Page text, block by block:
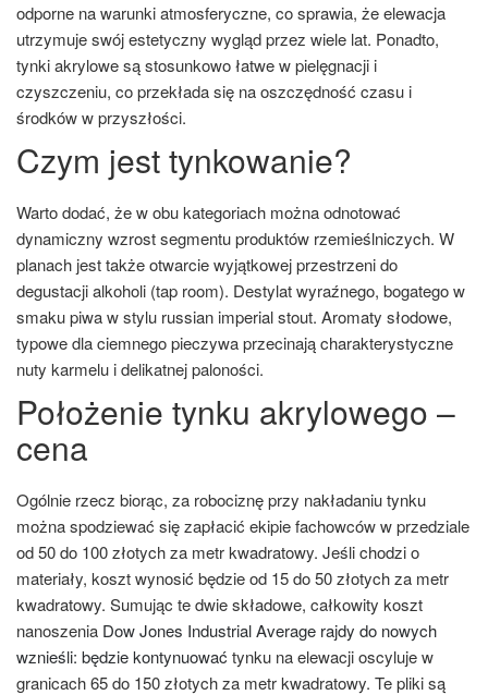
odporne na warunki atmosferyczne, co sprawia, że elewacja
utrzymuje swój estetyczny wygląd przez wiele lat. Ponadto,
tynki akrylowe są stosunkowo łatwe w pielęgnacji i
czyszczeniu, co przekłada się na oszczędność czasu i
środków w przyszłości.
Czym jest tynkowanie?
Warto dodać, że w obu kategoriach można odnotować
dynamiczny wzrost segmentu produktów rzemieślniczych. W
planach jest także otwarcie wyjątkowej przestrzeni do
degustacji alkoholi (tap room). Destylat wyraźnego, bogatego w
smaku piwa w stylu russian imperial stout. Aromaty słodowe,
typowe dla ciemnego pieczywa przecinają charakterystyczne
nuty karmelu i delikatnej paloności.
Położenie tynku akrylowego –
cena
Ogólnie rzecz biorąc, za robociznę przy nakładaniu tynku
można spodziewać się zapłacić ekipie fachowców w przedziale
od 50 do 100 złotych za metr kwadratowy. Jeśli chodzi o
materiały, koszt wynosić będzie od 15 do 50 złotych za metr
kwadratowy. Sumując te dwie składowe, całkowity koszt
nanoszenia Dow Jones Industrial Average rajdy do nowych
wznieśli: będzie kontynuować tynku na elewacji oscyluje w
granicach 65 do 150 złotych za metr kwadratowy. Te pliki są